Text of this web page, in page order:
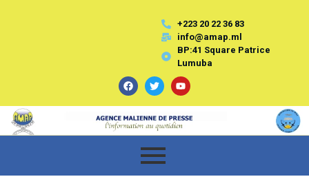
+223 20 22 36 83
info@amap.ml
BP:41 Square Patrice
Lumuba